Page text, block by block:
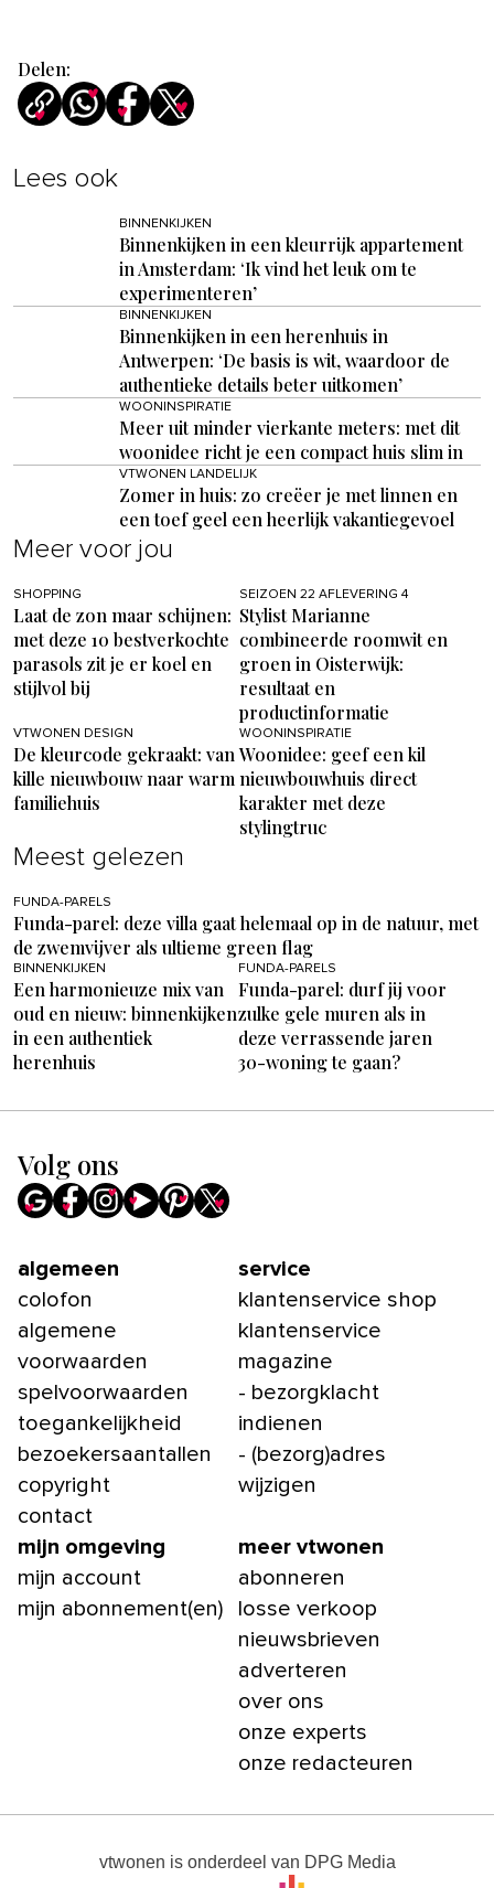
Delen:
Lees ook
BINNENKIJKEN
Binnenkijken in een kleurrijk appartement
in Amsterdam: ‘Ik vind het leuk om te
experimenteren’
BINNENKIJKEN
Binnenkijken in een herenhuis in
Antwerpen: ‘De basis is wit, waardoor de
authentieke details beter uitkomen’
WOONINSPIRATIE
Meer uit minder vierkante meters: met dit
woonidee richt je een compact huis slim in
VTWONEN LANDELIJK
Zomer in huis: zo creëer je met linnen en
een toef geel een heerlijk vakantiegevoel
Meer voor jou
SHOPPING
Laat de zon maar schijnen:
met deze 10 bestverkochte
parasols zit je er koel en
stijlvol bij
SEIZOEN 22 AFLEVERING 4
Stylist Marianne
combineerde roomwit en
groen in Oisterwijk:
resultaat en
productinformatie
VTWONEN DESIGN
De kleurcode gekraakt: van
kille nieuwbouw naar warm
familiehuis
WOONINSPIRATIE
Woonidee: geef een kil
nieuwbouwhuis direct
karakter met deze
stylingtruc
Meest gelezen
FUNDA-PARELS
Funda-parel: deze villa gaat helemaal op in de natuur, met
de zwemvijver als ultieme green flag
BINNENKIJKEN
Een harmonieuze mix van
oud en nieuw: binnenkijken
in een authentiek
herenhuis
FUNDA-PARELS
Funda-parel: durf jij voor
zulke gele muren als in
deze verrassende jaren
30-woning te gaan?
Volg ons
algemeen
colofon
algemene
voorwaarden
spelvoorwaarden
toegankelijkheid
bezoekersaantallen
copyright
contact
service
klantenservice shop
klantenservice
magazine
- bezorgklacht
indienen
- (bezorg)adres
wijzigen
mijn omgeving
mijn account
mijn abonnement(en)
meer vtwonen
abonneren
losse verkoop
nieuwsbrieven
adverteren
over ons
onze experts
onze redacteuren
vtwonen is onderdeel van DPG Media